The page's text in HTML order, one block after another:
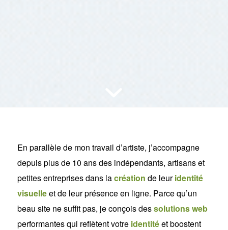
En parallèle de mon travail d’artiste, j’accompagne
depuis plus de 10 ans des indépendants, artisans et
petites entreprises dans lacréation de leuridentité
visuelleet de leur présence en ligne. Parce qu’un
beau site ne suffit pas, je conçois dessolutions web
performantes qui reflètent votre identitéet boostent